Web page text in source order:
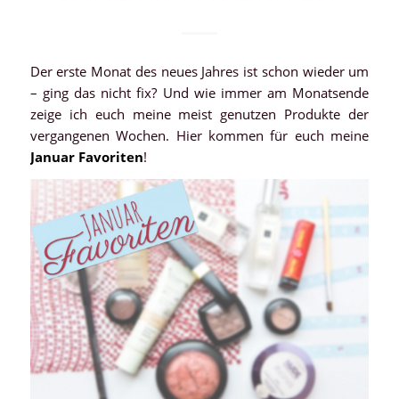
Der erste Monat des neues Jahres ist schon wieder um
– ging das nicht fix? Und wie immer am Monatsende
zeige ich euch meine meist genutzen Produkte der
vergangenen Wochen. Hier kommen für euch meine
Januar Favoriten!